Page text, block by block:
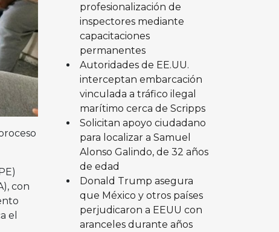
con
el
profesionalización de
inspectores mediante
capacitaciones
permanentes
Autoridades de EE.UU.
interceptan embarcación
vinculada a tráfico ilegal
marítimo cerca de Scripps
Solicitan apoyo ciudadano
para localizar a Samuel
Alonso Galindo, de 32 años
de edad
Donald Trump asegura
que México y otros países
perjudicaron a EEUU con
aranceles durante años